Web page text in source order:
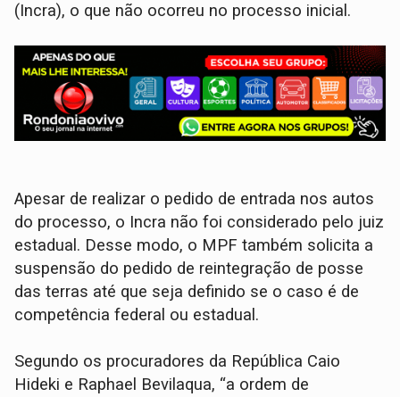
(Incra), o que não ocorreu no processo inicial.
Apesar de realizar o pedido de entrada nos autos
do processo, o Incra não foi considerado pelo juiz
estadual. Desse modo, o MPF também solicita a
suspensão do pedido de reintegração de posse
das terras até que seja definido se o caso é de
competência federal ou estadual.
Segundo os procuradores da República Caio
Hideki e Raphael Bevilaqua, “a ordem de